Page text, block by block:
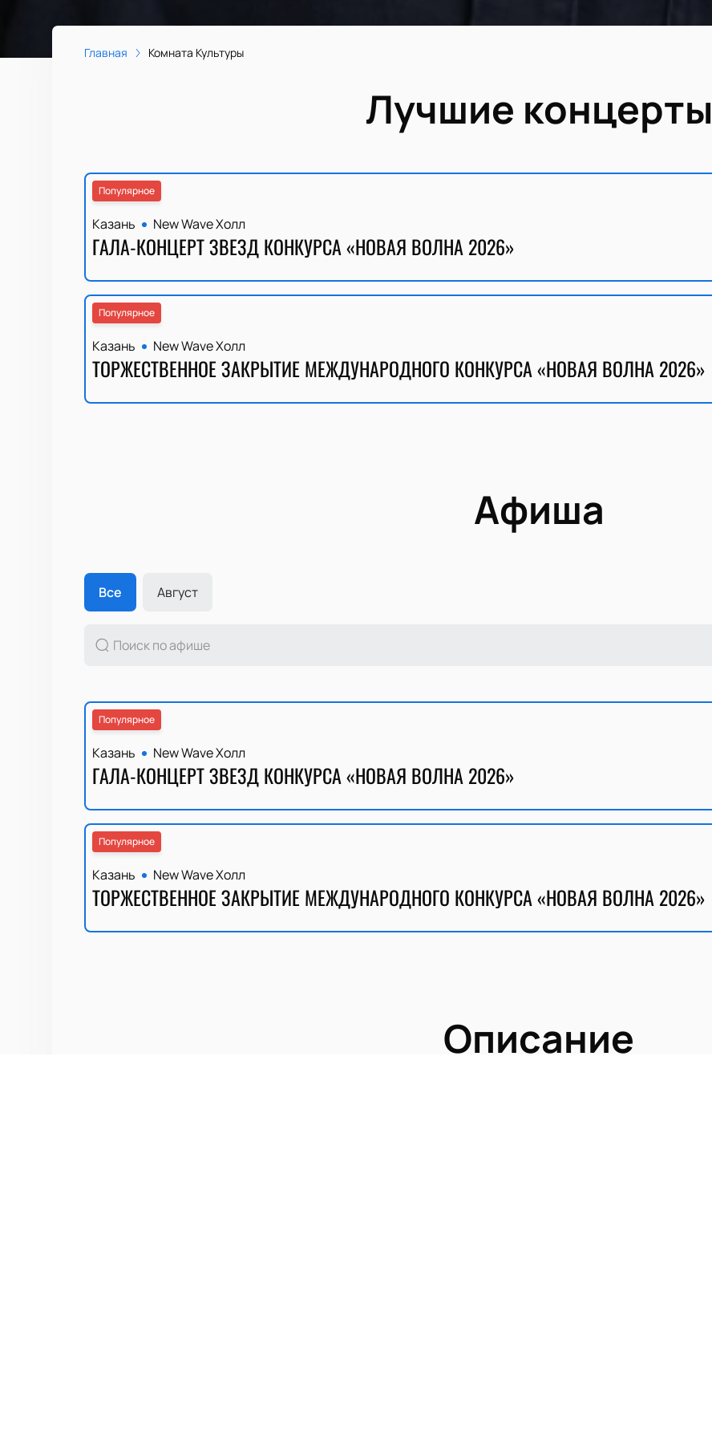
Главная Комната Культуры
Лучшие концерты
Популярное
Казань New Wave Холл
ГАЛА-КОНЦЕРТ ЗВЕЗД КОНКУРСА «НОВАЯ ВОЛНА 2026»
Популярное
Казань New Wave Холл
ТОРЖЕСТВЕННОЕ ЗАКРЫТИЕ МЕЖДУНАРОДНОГО КОНКУРСА «НОВАЯ ВОЛНА 2026»
Афиша
Все Август
Популярное
Казань New Wave Холл
ГАЛА-КОНЦЕРТ ЗВЕЗД КОНКУРСА «НОВАЯ ВОЛНА 2026»
Популярное
Казань New Wave Холл
ТОРЖЕСТВЕННОЕ ЗАКРЫТИЕ МЕЖДУНАРОДНОГО КОНКУРСА «НОВАЯ ВОЛНА 2026»
Описание